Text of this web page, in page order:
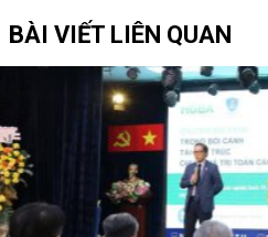
BÀI VIẾT LIÊN QUAN